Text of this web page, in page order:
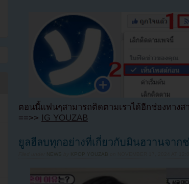
ตอนนี้แฟนๆสามารถติดตามเราได้อีกช่องทา
==>> IG YOUZAB
ยูลฮีลบทุกอย่างที่เกี่ยวกับมินฮวานจากช่
NEWS KPOP YOUZAB